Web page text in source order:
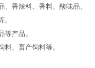
香辣料、香料、酸味品、
。
等产品‌。
、畜产饲料等‌。